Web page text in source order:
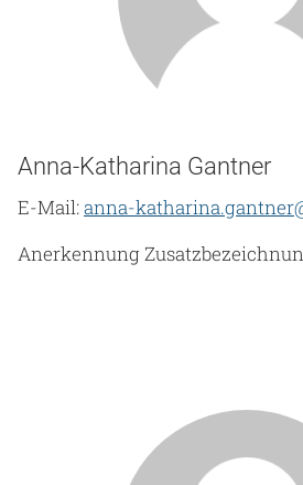
Anna-Katharina Gantner
E-Mail:anna-
Anerkennung